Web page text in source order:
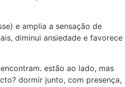
e amplia a sensação de
diminui ansiedade e favorece
estão ao lado, mas
dormir junto, com presença,